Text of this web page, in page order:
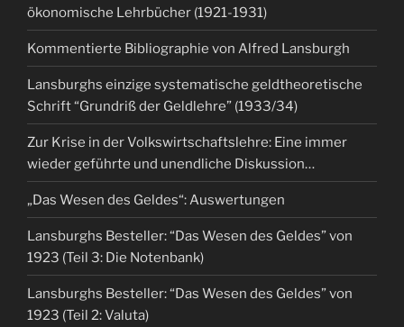
ökonomische Lehrbücher (1921-1931)
Kommentierte Bibliographie von Alfred Lansburgh
Lansburghs einzige systematische geldtheoretische
Schrift “Grundriß der Geldlehre” (1933/34)
Zur Krise in der Volkswirtschaftslehre: Eine immer
wieder geführte und unendliche Diskussion…
„Das Wesen des Geldes“: Auswertungen
Lansburghs Besteller: “Das Wesen des Geldes” von
1923 (Teil 3: Die Notenbank)
Lansburghs Besteller: “Das Wesen des Geldes” von
1923 (Teil 2: Valuta)